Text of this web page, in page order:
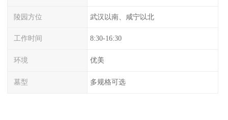
陵园方位 武汉以南、咸宁以北
工作时间 8:30-16:30
环境 优美
墓型 多规格可选